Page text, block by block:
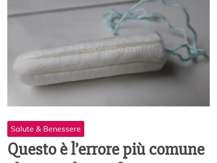
Salute & Benessere
Questo è l’errore più comune